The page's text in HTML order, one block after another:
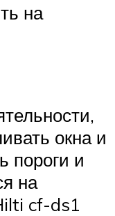
на
окна и
пороги и
на
cf-ds1